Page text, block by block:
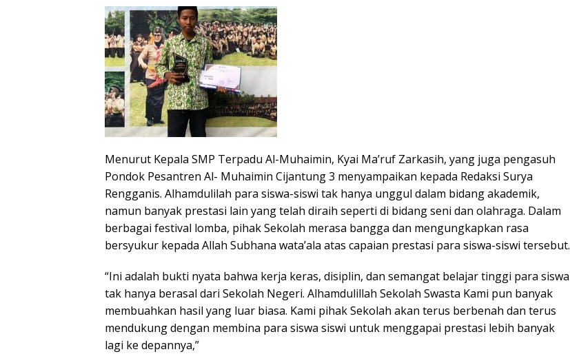
Menurut Kepala SMP Terpadu Al-Muhaimin, Kyai Ma’ruf Zarkasih, yang juga pengasuh
Pondok Pesantren Al- Muhaimin Cijantung 3 menyampaikan kepada Redaksi Surya
Rengganis. Alhamdulilah para siswa-siswi tak hanya unggul dalam bidang akademik,
namun banyak prestasi lain yang telah diraih seperti di bidang seni dan olahraga. Dalam
berbagai festival lomba, pihak Sekolah merasa bangga dan mengungkapkan rasa
bersyukur kepada Allah Subhana wata’ala atas capaian prestasi para siswa-siswi tersebut.
“Ini adalah bukti nyata bahwa kerja keras, disiplin, dan semangat belajar tinggi para siswa
tak hanya berasal dari Sekolah Negeri. Alhamdulillah Sekolah Swasta Kami pun banyak
membuahkan hasil yang luar biasa. Kami pihak Sekolah akan terus berbenah dan terus
mendukung dengan membina para siswa siswi untuk menggapai prestasi lebih banyak
lagi ke depannya,”